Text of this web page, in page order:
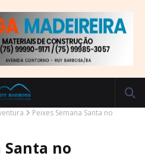
Peixes Semana Santa no
Santa no